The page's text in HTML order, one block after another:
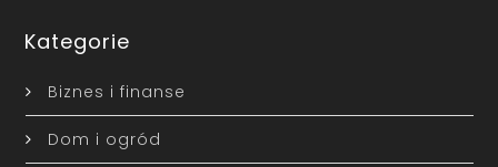
Kategorie
Biznes i finanse
Dom i ogród